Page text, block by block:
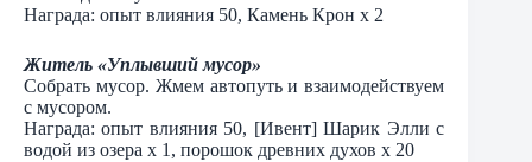
Награда: опыт влияния 50, Камень Крон х 2
Житель «Уплывший мусор»
Собрать мусор. Жмем автопуть и взаимодействуем
с мусором.
Награда: опыт влияния 50, [Ивент] Шарик Элли с
водой из озера х 1, порошок древних духов х 20